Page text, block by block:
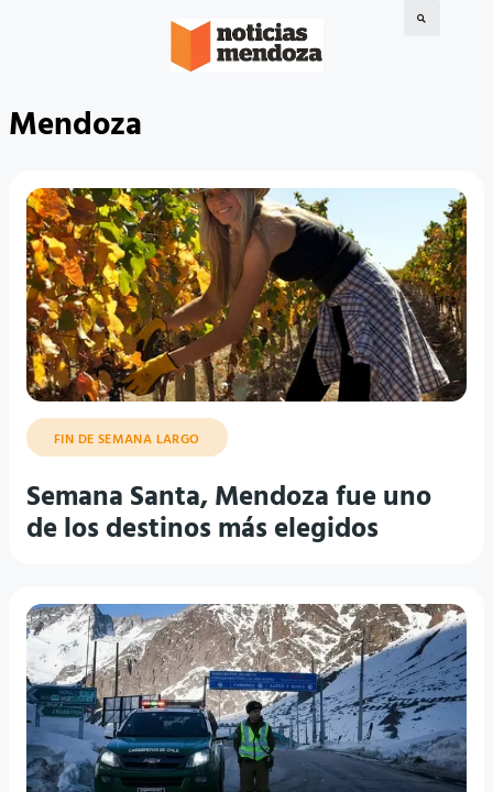
Mendoza
FIN DE SEMANA LARGO
Semana Santa, Mendoza fue uno
de los destinos más elegidos